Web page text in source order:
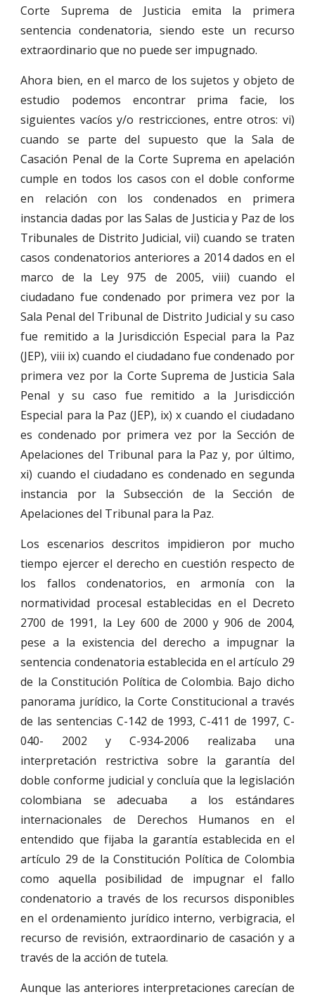
Corte Suprema de Justicia emita la primera
sentencia condenatoria, siendo este un recurso
extraordinario que no puede ser impugnado.
Ahora bien, en el marco de los sujetos y objeto de
estudio podemos encontrar prima facie, los
siguientes vacíos y/o restricciones, entre otros: vi)
cuando se parte del supuesto que la Sala de
Casación Penal de la Corte Suprema en apelación
cumple en todos los casos con el doble conforme
en relación con los condenados en primera
instancia dadas por las Salas de Justicia y Paz de los
Tribunales de Distrito Judicial, vii) cuando se traten
casos condenatorios anteriores a 2014 dados en el
marco de la Ley 975 de 2005, viii) cuando el
ciudadano fue condenado por primera vez por la
Sala Penal del Tribunal de Distrito Judicial y su caso
fue remitido a la Jurisdicción Especial para la Paz
(JEP), viii ix) cuando el ciudadano fue condenado por
primera vez por la Corte Suprema de Justicia Sala
Penal y su caso fue remitido a la Jurisdicción
Especial para la Paz (JEP), ix) x cuando el ciudadano
es condenado por primera vez por la Sección de
Apelaciones del Tribunal para la Paz y, por último,
xi) cuando el ciudadano es condenado en segunda
instancia por la Subsección de la Sección de
Apelaciones del Tribunal para la Paz.
Los escenarios descritos impidieron por mucho
tiempo ejercer el derecho en cuestión respecto de
los fallos condenatorios, en armonía con la
normatividad procesal establecidas en el Decreto
2700 de 1991, la Ley 600 de 2000 y 906 de 2004,
pese a la existencia del derecho a impugnar la
sentencia condenatoria establecida en el artículo 29
de la Constitución Política de Colombia. Bajo dicho
panorama jurídico, la Corte Constitucional a través
de las sentencias C-142 de 1993, C-411 de 1997, C-
040- 2002 y C-934-2006 realizaba una
interpretación restrictiva sobre la garantía del
doble conforme judicial y concluía que la legislación
colombiana se adecuaba a los estándares
internacionales de Derechos Humanos en el
entendido que fijaba la garantía establecida en el
artículo 29 de la Constitución Política de Colombia
como aquella posibilidad de impugnar el fallo
condenatorio a través de los recursos disponibles
en el ordenamiento jurídico interno, verbigracia, el
recurso de revisión, extraordinario de casación y a
través de la acción de tutela.
Aunque las anteriores interpretaciones carecían de